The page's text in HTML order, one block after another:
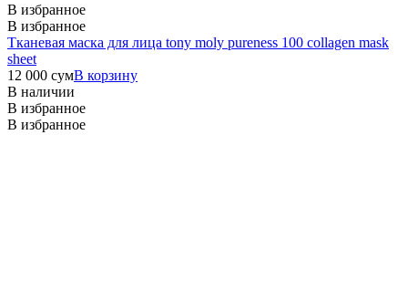
В избранное
В избранное
Тканевая маска для лица tony moly pureness 100 collagen mask
sheet
12 000 сумВ корзину
В наличии
В избранное
В избранное